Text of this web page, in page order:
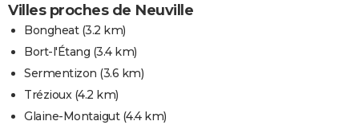
Villes proches de Neuville
Bongheat(3.2 km)
Bort-l'Étang (3.4 km)
Sermentizon (3.6 km)
Trézioux(4.2 km)
Glaine-Montaigut(4.4 km)